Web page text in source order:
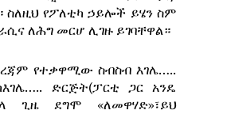
ስለዚህ የፖለቲካ ኃይሎች ይሄን ስም
ለሕግ መርሆ ሊገዙ ይገባቸዋል።
የተቃዋሚው ስብስብ እገሌ…..
ድርጅት(ፓርቲ ጋር አንዴ
ጊዜ ደግሞ «ለመዋሃድ»፣ይህ